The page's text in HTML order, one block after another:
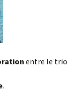
entre le trio
.